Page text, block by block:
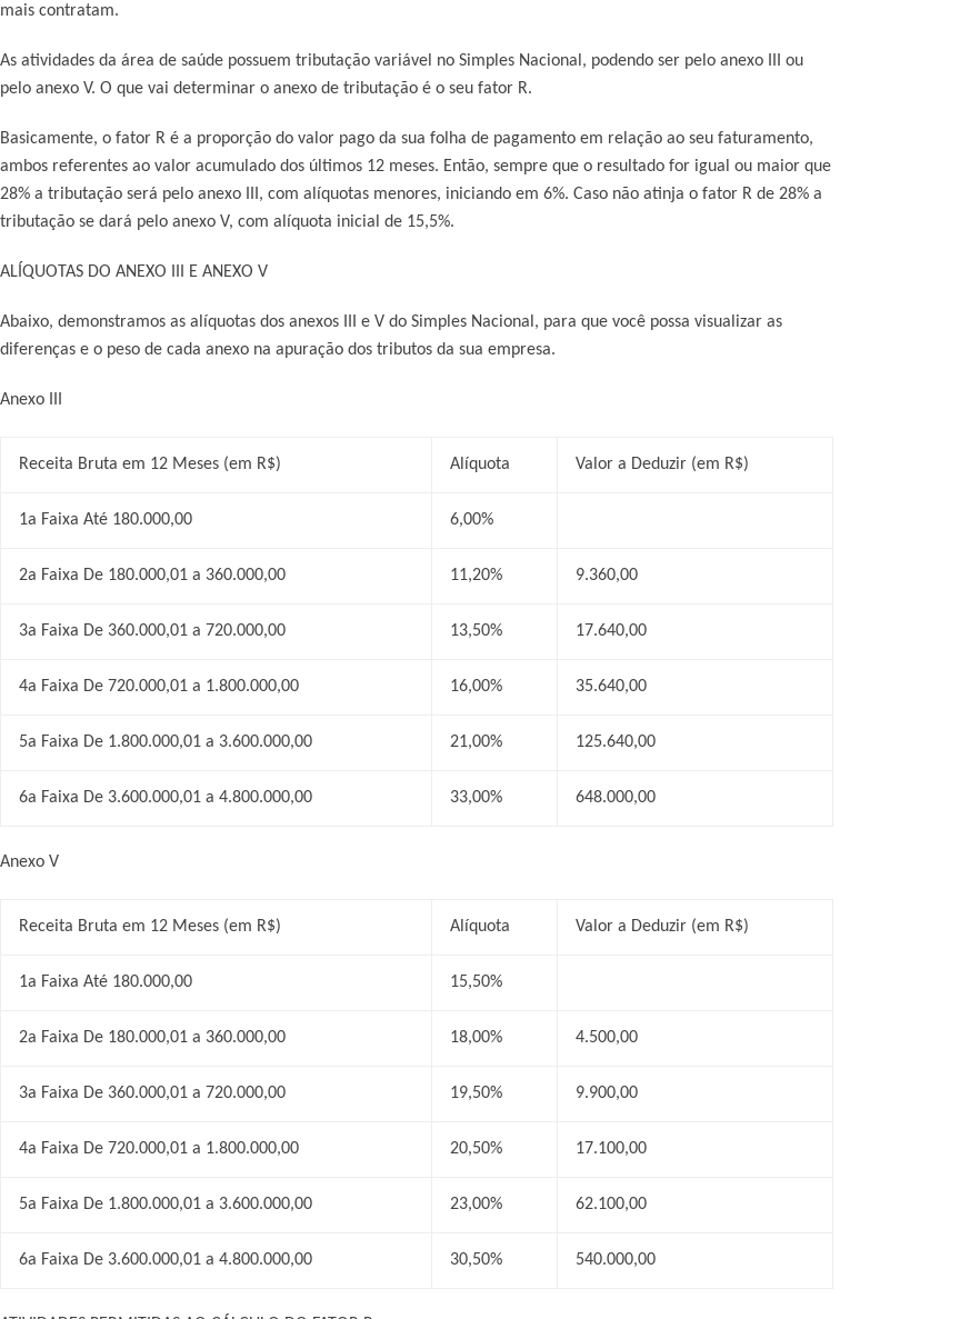
mais contratam.
As atividades da área de saúde possuem tributação variável no Simples Nacional, podendo ser pelo anexo III ou
pelo anexo V. O que vai determinar o anexo de tributação é o seu fator R.
Basicamente, o fator R é a proporção do valor pago da sua folha de pagamento em relação ao seu faturamento,
ambos referentes ao valor acumulado dos últimos 12 meses. Então, sempre que o resultado for igual ou maior que
28% a tributação será pelo anexo III, com alíquotas menores, iniciando em 6%. Caso não atinja o fator R de 28% a
tributação se dará pelo anexo V, com alíquota inicial de 15,5%.
ALÍQUOTAS DO ANEXO III E ANEXO V
Abaixo, demonstramos as alíquotas dos anexos III e V do Simples Nacional, para que você possa visualizar as
diferenças e o peso de cada anexo na apuração dos tributos da sua empresa.
Anexo III
Receita Bruta em 12 Meses (em R$) Alíquota Valor a Deduzir (em R$)
1a Faixa Até 180.000,00 6,00%
2a Faixa De 180.000,01 a 360.000,00 11,20% 9.360,00
3a Faixa De 360.000,01 a 720.000,00 13,50% 17.640,00
4a Faixa De 720.000,01 a 1.800.000,00 16,00% 35.640,00
5a Faixa De 1.800.000,01 a 3.600.000,00 21,00% 125.640,00
6a Faixa De 3.600.000,01 a 4.800.000,00 33,00% 648.000,00
Anexo V
Receita Bruta em 12 Meses (em R$) Alíquota Valor a Deduzir (em R$)
1a Faixa Até 180.000,00 15,50%
2a Faixa De 180.000,01 a 360.000,00 18,00% 4.500,00
3a Faixa De 360.000,01 a 720.000,00 19,50% 9.900,00
4a Faixa De 720.000,01 a 1.800.000,00 20,50% 17.100,00
5a Faixa De 1.800.000,01 a 3.600.000,00 23,00% 62.100,00
6a Faixa De 3.600.000,01 a 4.800.000,00 30,50% 540.000,00